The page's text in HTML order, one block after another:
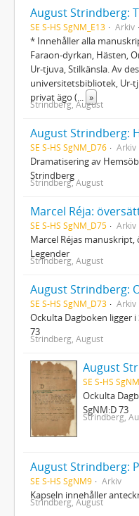
SE S-HS SgNM_E13 Arkiv
* Innehåller alla
Faraon-dyrkan, Hästen,
Ur-tjuva, Stilkänsla. Av
universitetsbibliotek, Ur-
privat ägo (
»
Strindberg, August
August Strindberg:
SE S-HS SgNM_D76 Arkiv
Dramatisering av
Strindberg
Strindberg, August
SE S-HS SgNM_D75 Arkiv
Marcel Réjas
Legender
Strindberg, August
August Strindberg:
SE S-HS SgNM_D73 Arkiv
Ockulta Dagboken ligger i
73
Strindberg, August
SE S-HS
Ockulta
SgNM:D 73
Strindberg,
SE S-HS SgNM9 Arkiv
Kapseln innehåller
Strindberg, August